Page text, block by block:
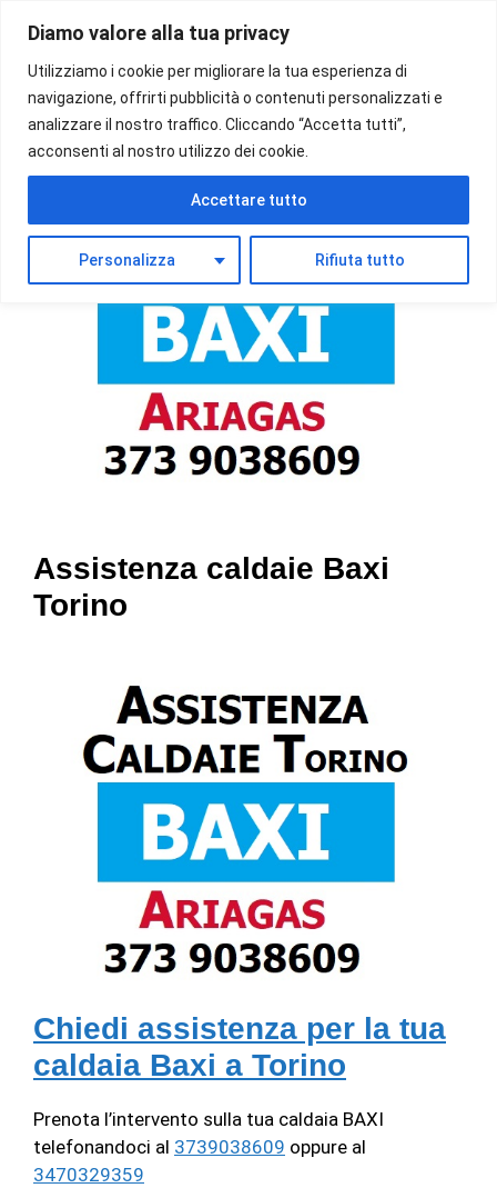
Diamo valore alla tua privacy
Utilizziamo i cookie per migliorare la tua esperienza di
navigazione, offrirti pubblicità o contenuti personalizzati e
analizzare il nostro traffico. Cliccando “Accetta tutti”,
acconsenti al nostro utilizzo dei cookie.
Personalizza Rifiuta tutto
Accettare tutto
contenuto
Assistenza caldaie Baxi
Torino
Chiedi assistenza per la tua
caldaia Baxi a Torino
Prenota l’intervento sulla tua caldaia BAXI
telefonandoci al 3739038609 oppure al
3470329359